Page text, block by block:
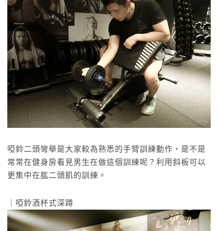
啞鈴二頭彎舉是大家較為熟悉的手臂訓練動作，是不是
常常在健身房看見男生在做這個訓練呢？利用斜板可以
更集中在肱二頭肌的訓練。
｜啞鈴酒杯式深蹲